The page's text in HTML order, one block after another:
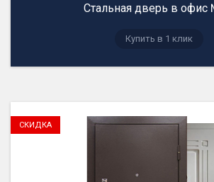
Стальная дверь в офис